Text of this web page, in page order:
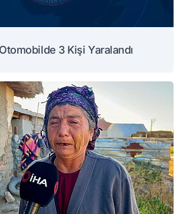
3 Kişi Yaralandı